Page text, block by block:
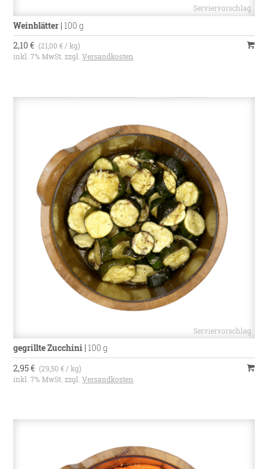
Weinblätter |100 g
2,10 € (21,00 € / kg)
inkl. 7% MwSt. zzgl.Versandkosten
gegrillte Zucchini |100 g
2,95 € (29,50 € / kg)
inkl. 7% MwSt. zzgl.Versandkosten